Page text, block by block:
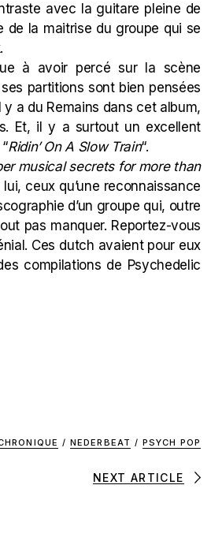
avec la guitare pleine de
de la maitrise du groupe qui se
à avoir percé sur la scène
partitions sont bien pensées
a du Remains dans cet album,
Et, il y a surtout un excellent
Ridin’ On A Slow Train“.
musical secrets for more than
ceux qu’une reconnaissance
d’un groupe qui, outre
pas manquer. Reportez-vous
Ces dutch avaient pour eux
compilations de Psychedelic
/ NEDERBEAT / PSYCH POP
NEXT ARTICLE